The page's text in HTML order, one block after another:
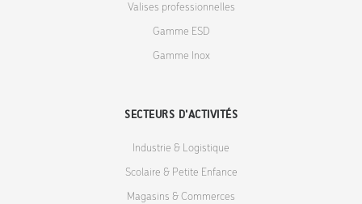
Valises professionnelles
Gamme ESD
Gamme Inox
SECTEURS D'ACTIVITÉS
Industrie & Logistique
Scolaire & Petite Enfance
Magasins & Commerces